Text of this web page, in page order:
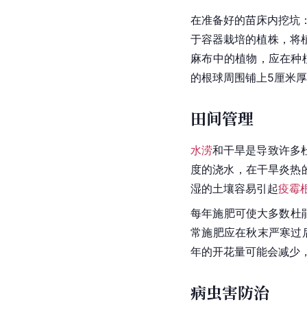
在准备好的苗床内挖坑
于容器栽培的植株，将
麻布中的植物，应在
的根球周围铺上5厘米
田间管理
水涝和干旱是导致许多
度的浇水，在干旱炎热
湿的土壤容易引起疫霉
每年施肥可使大多数杜
常施肥应在秋末严寒过
年的开花量可能会减少
病虫害防治